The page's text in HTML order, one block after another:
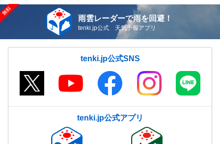
雨雲レーダーで雨を回避！
tenki.jp公式 天気予報アプリ
tenki.jp公式SNS
tenki.jp公式アプリ